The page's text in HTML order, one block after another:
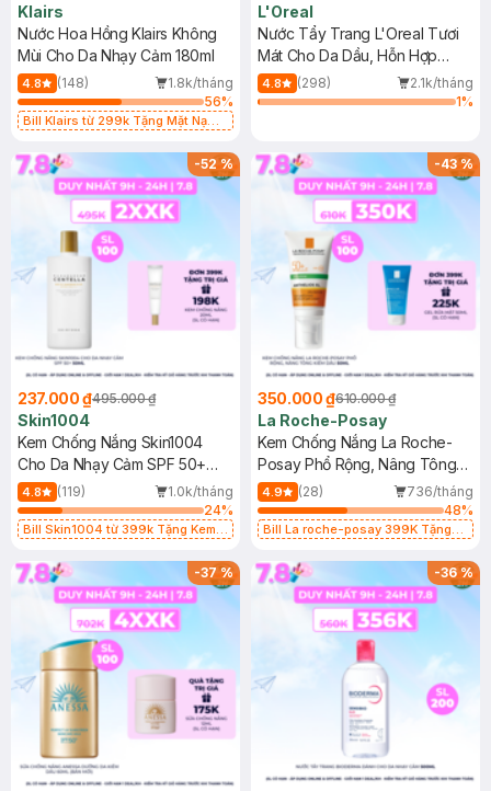
Klairs
Nước Hoa Hồng Klairs Không
Mùi Cho Da Nhạy Cảm 180ml
4.8 (148)
1.8k/tháng
56%
Bill Klairs từ 299k Tặng Mặt Nạ
25ml (SL Có Hạn)
L'Oreal
Nước Tẩy Trang L'Oreal Tươi
Mát Cho Da Dầu, Hỗn Hợp
400ml
4.8 (298)
2.1k/tháng
1%
-52%
237.000 ₫495.000 ₫
Skin1004
Kem Chống Nắng Skin1004
Cho Da Nhạy Cảm SPF 50+
50ml
4.8 (119)
1.0k/tháng
24%
Bill Skin1004 từ 399k Tặng Kem
SPF 50+ 20ml (SL Có Hạn)
-43%
350.000 ₫610.000 ₫
La Roche-Posay
Kem Chống Nắng La Roche-
Posay Phổ Rộng, Nâng Tông
Kiềm Dầu 50ml
4.9 (28)
736/tháng
48%
Bill La roche-posay 399K Tặng
(SL có hạn)
-37% -36%